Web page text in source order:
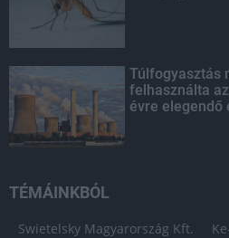
Túlfogyasztás
felhasználta
évre
TÉMÁINKBÓL
Swietelsky Magyarország Kft.